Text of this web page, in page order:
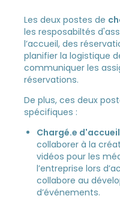
Les deux postes de
les resposabiltés
l’accueil, des
planifier la logistique
communiquer les
réservations.
De plus, ces deux
spécifiques :
Chargé.e
collaborer à la
vidéos pour les
l’entreprise lors
collabore au
d’événements.